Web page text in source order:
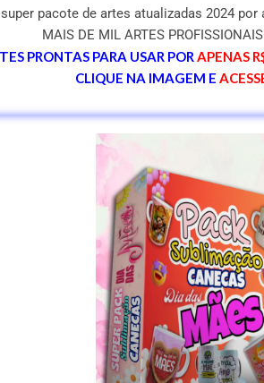
pacote de artes atualizadas 2024 por
MAIS DE MIL ARTES
PRONTAS PARA USAR PORAPENAS
CLIQUE NA IMAGEM E